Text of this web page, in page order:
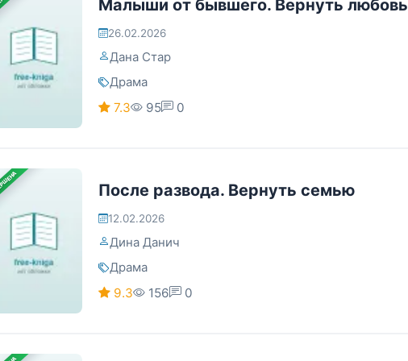
Малыши от бывшего. Вернуть любовь
26.02.2026
Дана Стар
Драма
7.3
95 0
После развода. Вернуть семью
12.02.2026
Дина Данич
Драма
9.3
156 0